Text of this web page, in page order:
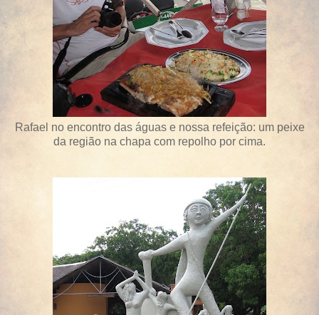
Rafael no encontro das águas e nossa refeição: um peixe
da região na chapa com repolho por cima.